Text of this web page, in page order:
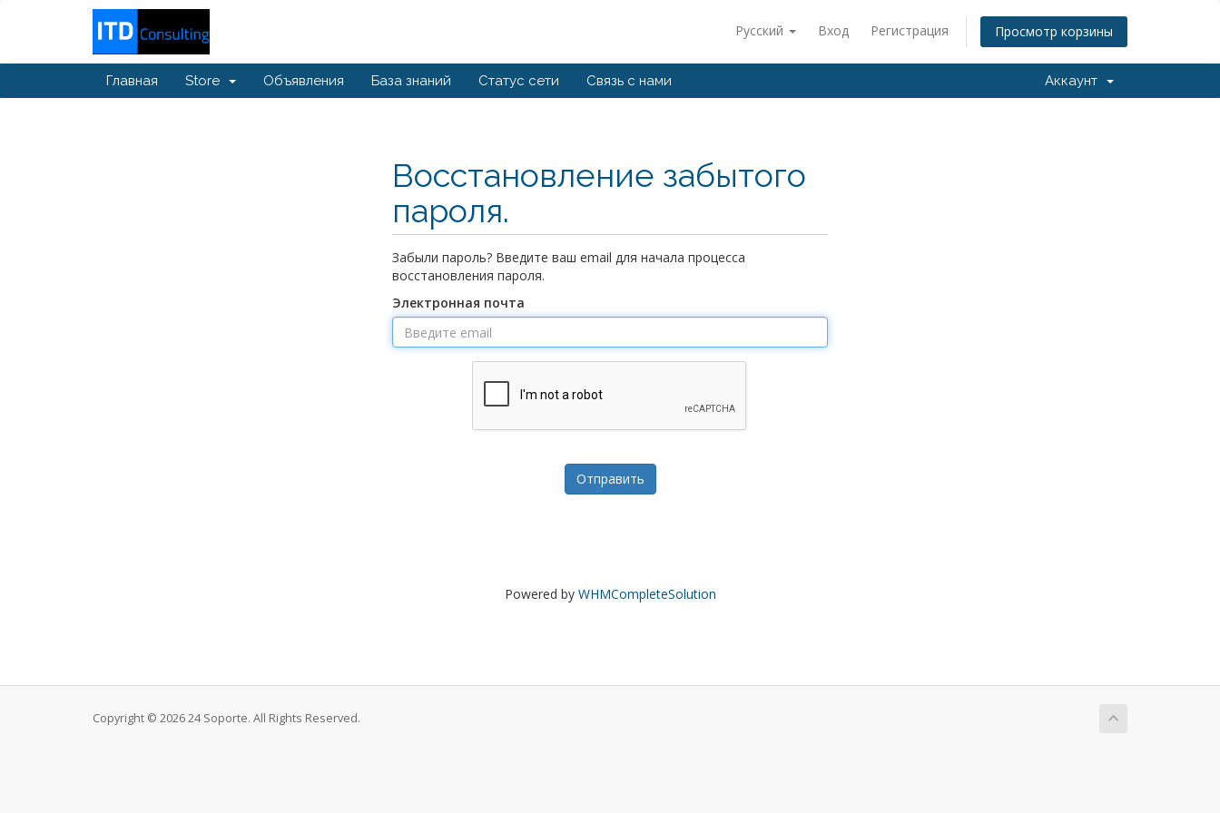
Русский Вход Регистрация Просмотр корзины
Главная Store Объявления База знаний Статус сети Связь с нами Аккаунт
Восстановление забытого
пароля.
Забыли пароль? Введите ваш email для начала процесса
восстановления пароля.
Электронная почта
Отправить
Powered by WHMCompleteSolution
Copyright © 2026 24 Soporte. All Rights Reserved.